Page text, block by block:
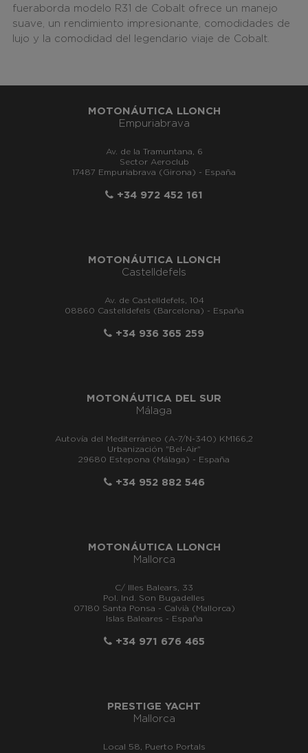
fueraborda modelo R31 de Cobalt ofrece un manejo
suave, un rendimiento impresionante, comodidades de
lujo y la comodidad del legendario viaje de Cobalt.
MOTONÁUTICA LLONCH
Empuriabrava
Av. de la Tramuntana, 6
Sector Aeroclub
17487 Empuriabrava (Girona) - España
+34 972 452 161
MOTONÁUTICA LLONCH
Castelldefels
Av. de Castelldefels, 104
08860 Castelldefels (Barcelona) - España
+34 936 365 259
MOTONÁUTICA DEL SUR
Málaga
Autovía del Mediterráneo (A-7/N-340) KM166,2
Urbanización "Bel-Air"
29680 Estepona (Málaga) - España
+34 952 882 546
MOTONÁUTICA LLONCH
Mallorca
C/ Illes Balears, 33
Pol. Ind. Son Bugadelles
07180 Santa Ponsa - Calvià (Mallorca)
Islas Baleares - España
+34 971 676 465
PRESTIGE YACHT
Mallorca
Local 58, Puerto Portals